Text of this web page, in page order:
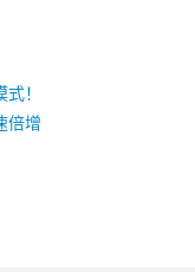
！
倍增